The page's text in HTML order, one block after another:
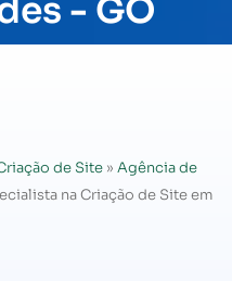
- GO
de Site » Agência de
na Criação de Site em